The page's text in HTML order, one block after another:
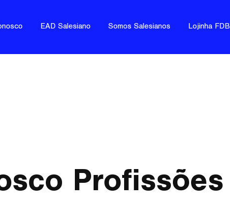
EAD Salesiano Somos Salesianos Lojinha FDB
Profissões